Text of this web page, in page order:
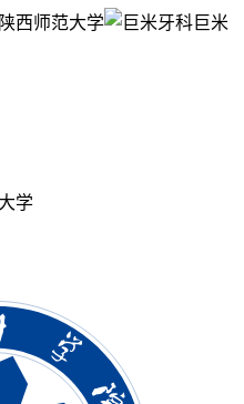
陕西师范大学 巨米
学